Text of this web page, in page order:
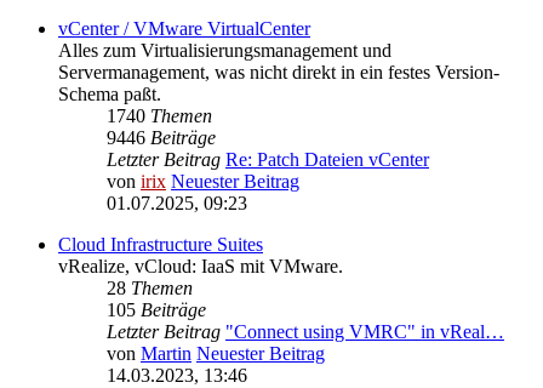
vCenter / VMware VirtualCenter
Alles zum Virtualisierungsmanagement und
Servermanagement, was nicht direkt in ein festes Version-
Schema paßt.
1740 Themen
9446 Beiträge
Letzter Beitrag Re: Patch Dateien vCenter
von irix Neuester Beitrag
01.07.2025, 09:23
Cloud Infrastructure Suites
vRealize, vCloud: IaaS mit VMware.
28 Themen
105 Beiträge
Letzter Beitrag "Connect using VMRC" in vReal…
von Martin Neuester Beitrag
14.03.2023, 13:46